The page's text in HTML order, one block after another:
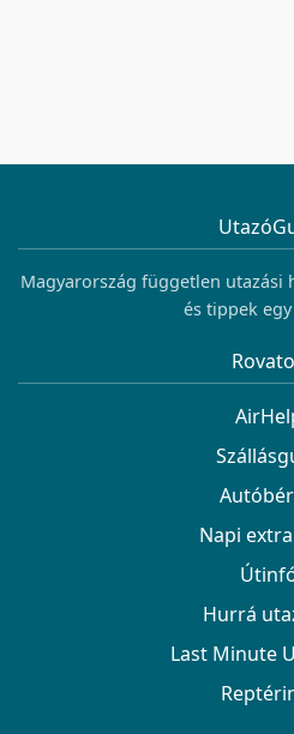
Magyarország független
és tippek
Napi
Hurrá
Last Minute